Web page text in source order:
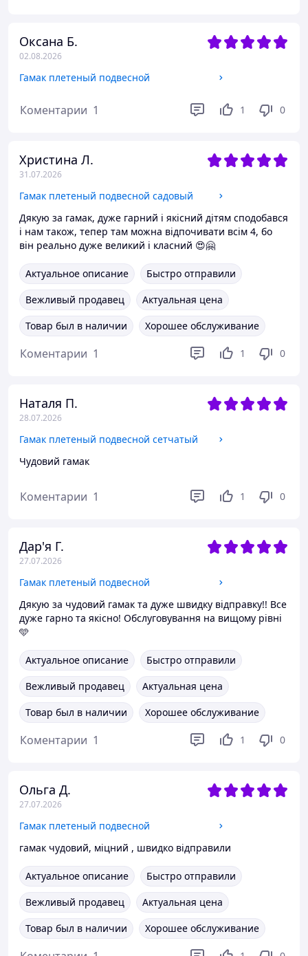
Оксана Б.
02.08.2026
Гамак плетеный подвесной
Коментарии 1 1 0
Христина Л.
31.07.2026
Гамак плетеный подвесной садовый
Дякую за гамак, дуже гарний і якісний дітям сподобався
і нам також, тепер там можна відпочивати всім 4, бо
він реально дуже великий і класний 😍🤗
Актуальное описание
Быстро отправили
Вежливый продавец
Актуальная цена
Товар был в наличии
Хорошее обслуживание
Коментарии 1 1 0
Наталя П.
28.07.2026
Гамак плетеный подвесной сетчатый
Чудовий гамак
Коментарии 1 1 0
Дар'я Г.
27.07.2026
Гамак плетеный подвесной
Дякую за чудовий гамак та дуже швидку відправку!! Все
дуже гарно та якісно! Обслуговування на вищому рівні
🩵
Актуальное описание
Быстро отправили
Вежливый продавец
Актуальная цена
Товар был в наличии
Хорошее обслуживание
Коментарии 1 1 0
Ольга Д.
27.07.2026
Гамак плетеный подвесной
гамак чудовий, міцний , швидко відправили
Актуальное описание
Быстро отправили
Вежливый продавец
Актуальная цена
Товар был в наличии
Хорошее обслуживание